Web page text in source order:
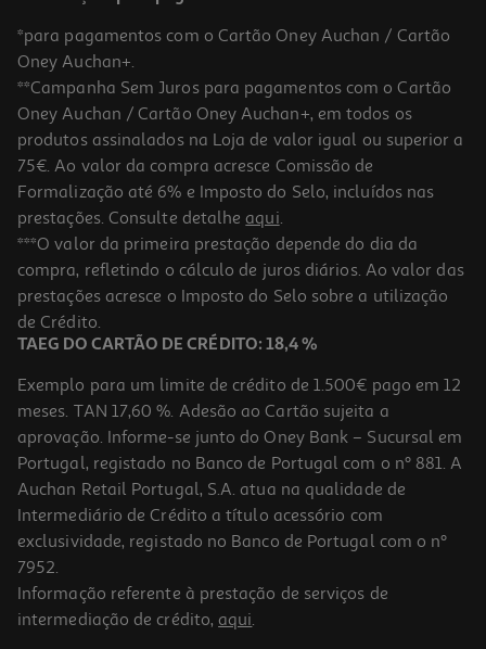
4.7
Atum Posta Ramirez 385(250)g
20.36 €/Kg
5,09 €
Atum Em Óleo Vegetal General 110(72)g
*para pagamentos com o Cartão Oney Auchan / Cartão
Oney Auchan+.
**Campanha Sem Juros para pagamentos com o Cartão
Oney Auchan / Cartão Oney Auchan+, em todos os
produtos assinalados na Loja de valor igual ou superior a
75€. Ao valor da compra acresce Comissão de
Formalização até 6% e Imposto do Selo, incluídos nas
prestações. Consulte detalhe aqui.
***O valor da primeira prestação depende do dia da
compra, refletindo o cálculo de juros diários. Ao valor das
prestações acresce o Imposto do Selo sobre a utilização
de Crédito.
TAEG DO CARTÃO DE CRÉDITO: 18,4 %
Exemplo para um limite de crédito de 1.500€ pago em 12
meses. TAN 17,60 %. Adesão ao Cartão sujeita a
aprovação. Informe-se junto do Oney Bank – Sucursal em
Portugal, registado no Banco de Portugal com o nº 881. A
Auchan Retail Portugal, S.A. atua na qualidade de
Intermediário de Crédito a título acessório com
exclusividade, registado no Banco de Portugal com o nº
7952.
Informação referente à prestação de serviços de
intermediação de crédito, aqui.